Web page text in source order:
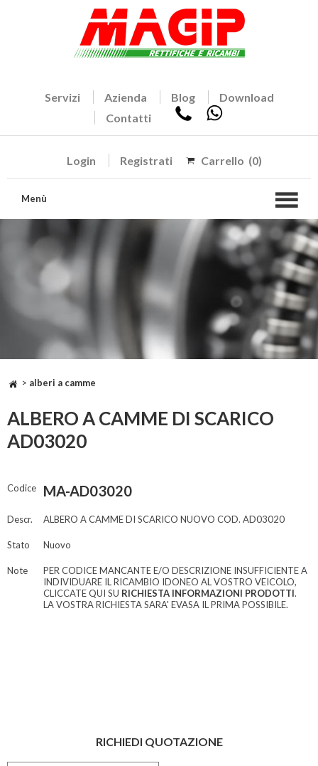
Servizi Azienda Blog
Download
Contatti
Login Registrati Carrello (0)
Menù
> alberi a camme
ALBERO A CAMME DI SCARICO
AD03020
Codice MA-AD03020
Descr. ALBERO A CAMME DI SCARICO NUOVO COD. AD03020
Stato Nuovo
Note
PER CODICE MANCANTE E/O DESCRIZIONE INSUFFICIENTE A
INDIVIDUARE IL RICAMBIO IDONEO AL VOSTRO VEICOLO,
CLICCATE QUI SU RICHIESTA INFORMAZIONI PRODOTTI.
LA VOSTRA RICHIESTA SARA' EVASA IL PRIMA POSSIBILE.
RICHIEDI QUOTAZIONE